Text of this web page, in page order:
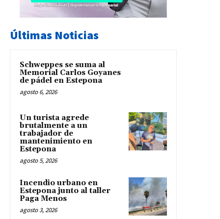
Últimas Noticias
Schweppes se suma al
Memorial Carlos Goyanes
de pádel en Estepona
agosto 6, 2026
Un turista agrede
brutalmente a un
trabajador de
mantenimiento en
Estepona
agosto 5, 2026
Incendio urbano en
Estepona junto al taller
Paga Menos
agosto 3, 2026